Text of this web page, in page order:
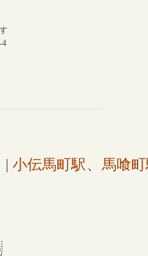
| 小伝馬町駅、 馬喰